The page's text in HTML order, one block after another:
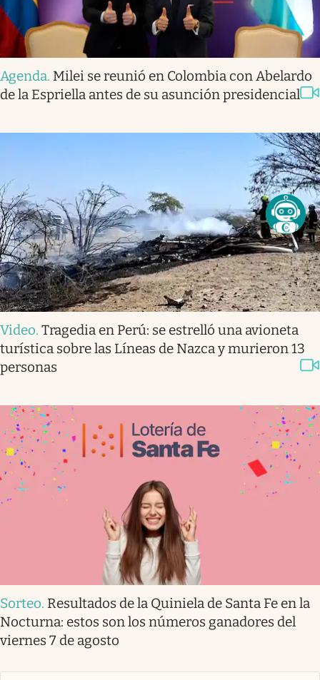
Agenda. Milei se reunió en Colombia con Abelardo
de la Espriella antes de su asunción presidencial
Video. Tragedia en Perú: se estrelló una avioneta
turística sobre las Líneas de Nazca y murieron 13
personas
Sorteo. Resultados de la Quiniela de Santa Fe en la
Nocturna: estos son los números ganadores del
viernes 7 de agosto